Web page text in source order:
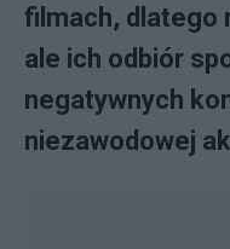
filmach, dlatego
ale ich odbiór
negatywnych
niezawodowej